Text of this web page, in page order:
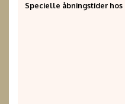
Specielle åbningstider hos